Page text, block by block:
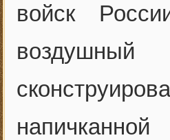
войск